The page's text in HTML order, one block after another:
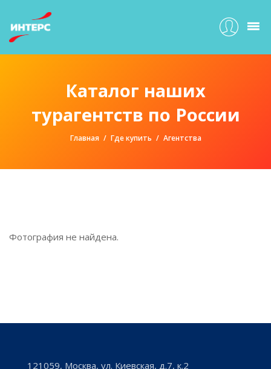
Каталог наших
турагентств по России
Главная Где купить Агентства
Фотография не найдена.
121059, Москва, ул. Киевская, д.7, к.2